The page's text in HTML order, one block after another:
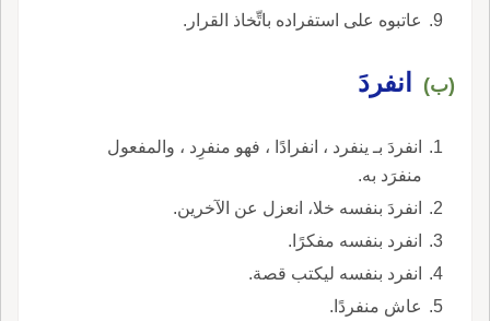
عاتبوه على استفراده باتِّخاذ القرار.
(ب) انفردَ
انفردَ بـ ينفرد ، انفرادًا ، فهو منفرِد ، والمفعول
منفرَد به.
انفردَ بنفسه خلا، انعزل عن الآخرين.
انفرد بنفسه مفكرًا.
انفرد بنفسه ليكتب قصة.
عاش منفردًا.